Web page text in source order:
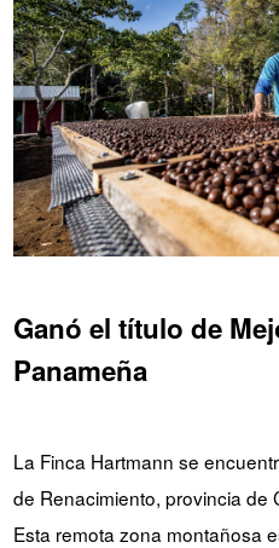
Ganó el título de
Panameña
La Finca Hartmann se
de Renacimiento, provincia de
Esta remota zona montañosa